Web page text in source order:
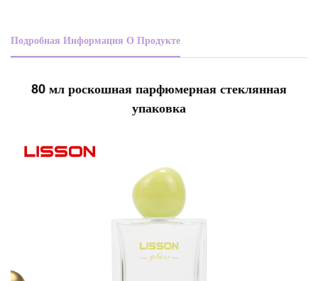
Подробная Информация О Продукте
80 мл роскошная парфюмерная стеклянная
упаковка